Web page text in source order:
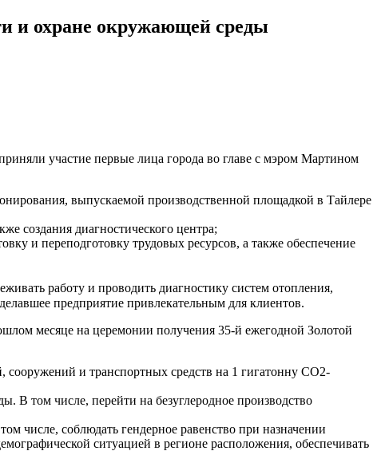
и охране окружающей среды
участие первые лица города во главе с мэром Мартином
выпускаемой производственной площадкой в Тайлере
создания диагностического центра;
и переподготовку трудовых ресурсов, а также обеспечение
работу и проводить диагностику систем отопления,
предприятие привлекательным для клиентов.
месяце на церемонии получения 35-й ежегодной Золотой
и транспортных средств на 1 гигатонну CO2-
В том числе, перейти на безуглеродное производство
числе, соблюдать гендерное равенство при назначении
ситуацией в регионе расположения, обеспечивать